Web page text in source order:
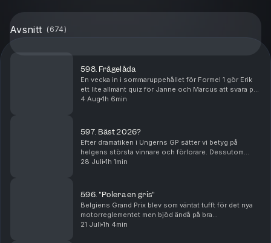
Avsnitt ( 674)
598. Frågelåda
En vecka in i sommaruppehållet för Formel 1 gör Erik
ett lite allmänt quiz för Janne och Marcus att svara på.
Blir dessutom frågor till både Janne och Marcus av
4 Aug 1h 6min
597. Bäst 2026?
Efter dramatiken i Ungerns GP sätter vi betyg på
helgens största vinnare och förlorare. Dessutom
förklarar vi vad Formel 1 omtalade "summer shutdown"
28 Juli 1h 1min
596. "Polera en gris"
Belgiens Grand Prix blev som väntat tufft för det nya
motorreglementet men bjöd ändå på bra
underhållning. Janne står för betygen där Kimi
21 Juli 1h 4min